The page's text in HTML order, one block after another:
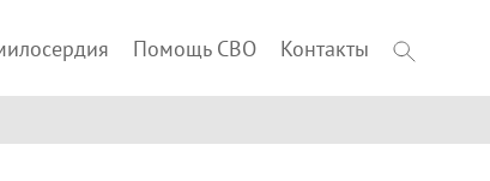
Помощь СВО Контакты